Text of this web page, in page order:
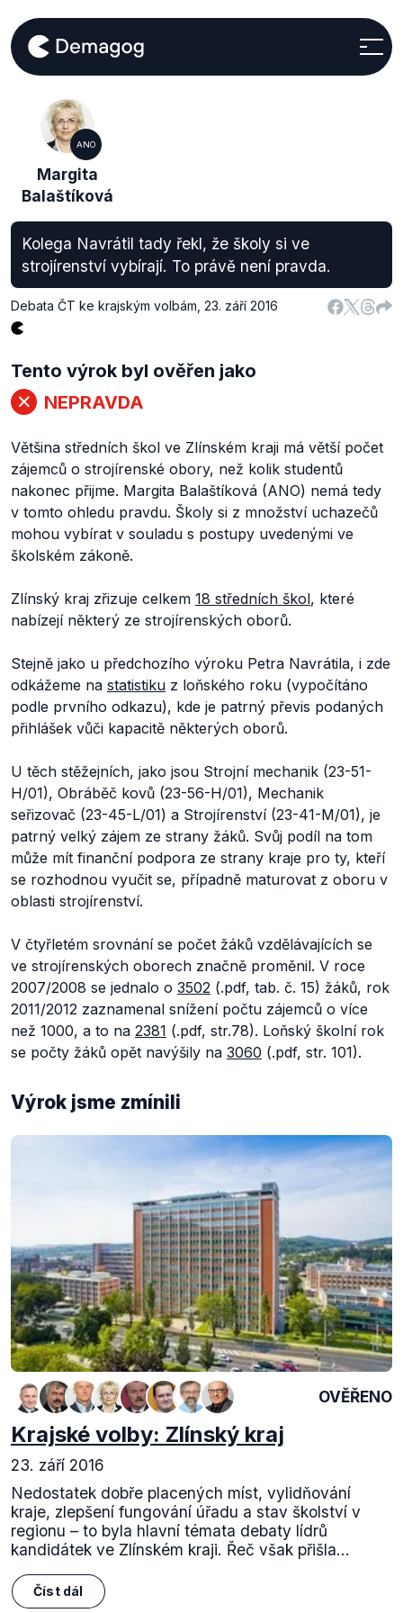
ANO
Margita
Balaštíková
Kolega Navrátil tady řekl, že školy si ve
strojírenství vybírají. To právě není pravda.
Debata ČT ke krajským volbám 23. září 2016
Tento výrok byl ověřen jako
NEPRAVDA
Většina středních škol ve Zlínském kraji má větší počet
zájemců o strojírenské obory, než kolik studentů
nakonec přijme. Margita Balaštíková (ANO) nemá tedy
v tomto ohledu pravdu. Školy si z množství uchazečů
mohou vybírat v souladu s postupy uvedenými ve
školském zákoně.
Zlínský kraj zřizuje celkem 18 středních škol, které
nabízejí některý ze strojírenských oborů.
Stejně jako u předchozího výroku Petra Navrátila, i zde
odkážeme na statistiku z loňského roku (vypočítáno
podle prvního odkazu), kde je patrný převis podaných
přihlášek vůči kapacitě některých oborů.
U těch stěžejních, jako jsou Strojní mechanik (23-51-
H/01), Obráběč kovů (23-56-H/01), Mechanik
seřizovač (23-45-L/01) a Strojírenství (23-41-M/01), je
patrný velký zájem ze strany žáků. Svůj podíl na tom
může mít finanční podpora ze strany kraje pro ty, kteří
se rozhodnou vyučit se, případně maturovat z oboru v
oblasti strojírenství.
V čtyřletém srovnání se počet žáků vzdělávajících se
ve strojírenských oborech značně proměnil. V roce
2007/2008 se jednalo o 3502 (.pdf, tab. č. 15) žáků, rok
2011/2012 zaznamenal snížení počtu zájemců o více
než 1000, a to na 2381 (.pdf, str.78). Loňský školní rok
se počty žáků opět navýšily na 3060 (.pdf, str. 101).
Výrok jsme zmínili
OVĚŘENO
Krajské volby: Zlínský kraj
23. září 2016
Nedostatek dobře placených míst, vylidňování
kraje, zlepšení fungování úřadu a stav školství v
regionu – to byla hlavní témata debaty lídrů
kandidátek ve Zlínském kraji. Řeč však přišla...
Číst dál